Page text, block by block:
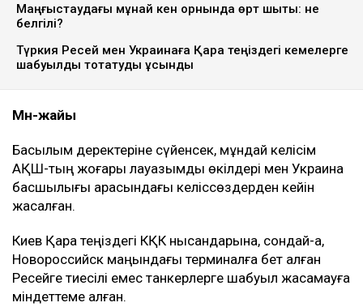
Маңғыстаудағы мұнай кен орнында өрт шықты: не
белгілі?
Түркия Ресей мен Украинаға Қара теңіздегі кемелерге
шабуылды тоқтатуды ұсынды
Мән-жайы
Басылым деректеріне сүйенсек, мұндай келісім
АҚШ-тың жоғары лауазымды өкілдері мен Украина
басшылығы арасындағы келіссөздерден кейін
жасалған.
Киев Қара теңіздегі КҚК нысандарына, сондай-ақ,
Новороссийск маңындағы терминалға бет алған
Ресейге тиесілі емес танкерлерге шабуыл жасамауға
міндеттеме алған.